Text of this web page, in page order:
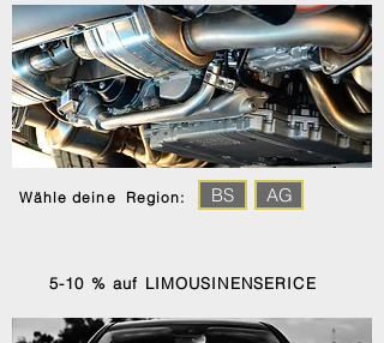
Wähle deine Region: BS AG
5-10 % auf LIMOUSINENSERICE